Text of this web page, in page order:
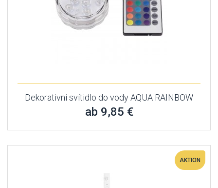
Dekorativní svítidlo do vody AQUA RAINBOW
ab 9,85 €
AKTION